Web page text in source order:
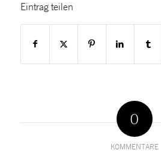
Eintrag teilen
0
KOMMENTARE